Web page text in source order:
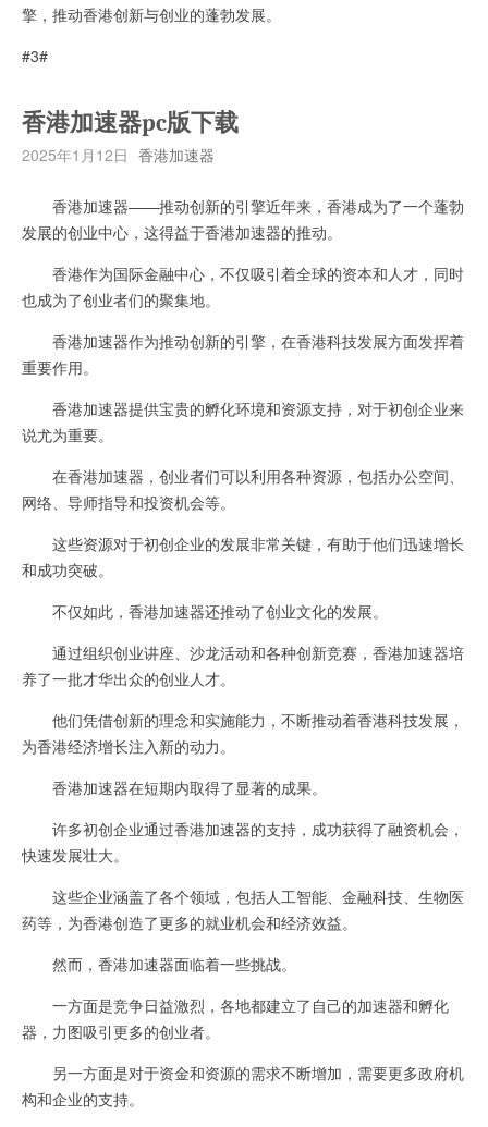
擎，推动香港创新与创业的蓬勃发展。
#3#
香港加速器pc版下载
2025年1月12日 香港加速器
香港加速器——推动创新的引擎近年来，香港成为了一个蓬勃
发展的创业中心，这得益于香港加速器的推动。
香港作为国际金融中心，不仅吸引着全球的资本和人才，同时
也成为了创业者们的聚集地。
香港加速器作为推动创新的引擎，在香港科技发展方面发挥着
重要作用。
香港加速器提供宝贵的孵化环境和资源支持，对于初创企业来
说尤为重要。
在香港加速器，创业者们可以利用各种资源，包括办公空间、
网络、导师指导和投资机会等。
这些资源对于初创企业的发展非常关键，有助于他们迅速增长
和成功突破。
不仅如此，香港加速器还推动了创业文化的发展。
通过组织创业讲座、沙龙活动和各种创新竞赛，香港加速器培
养了一批才华出众的创业人才。
他们凭借创新的理念和实施能力，不断推动着香港科技发展，
为香港经济增长注入新的动力。
香港加速器在短期内取得了显著的成果。
许多初创企业通过香港加速器的支持，成功获得了融资机会，
快速发展壮大。
这些企业涵盖了各个领域，包括人工智能、金融科技、生物医
药等，为香港创造了更多的就业机会和经济效益。
然而，香港加速器面临着一些挑战。
一方面是竞争日益激烈，各地都建立了自己的加速器和孵化
器，力图吸引更多的创业者。
另一方面是对于资金和资源的需求不断增加，需要更多政府机
构和企业的支持。